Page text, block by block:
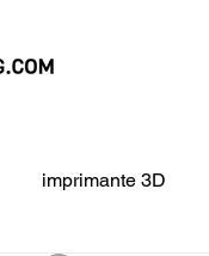
imprimante 3D